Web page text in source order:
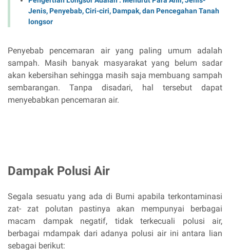
Jenis, Penyebab, Ciri-ciri, Dampak, dan Pencegahan Tanah
longsor
Penyebab pencemaran air yang paling umum adalah
sampah. Masih banyak masyarakat yang belum sadar
akan kebersihan sehingga masih saja membuang sampah
sembarangan. Tanpa disadari, hal tersebut dapat
menyebabkan pencemaran air.
Dampak Polusi Air
Segala sesuatu yang ada di Bumi apabila terkontaminasi
zat- zat polutan pastinya akan mempunyai berbagai
macam dampak negatif, tidak terkecuali polusi air,
berbagai mdampak dari adanya polusi air ini antara lian
sebagai berikut: